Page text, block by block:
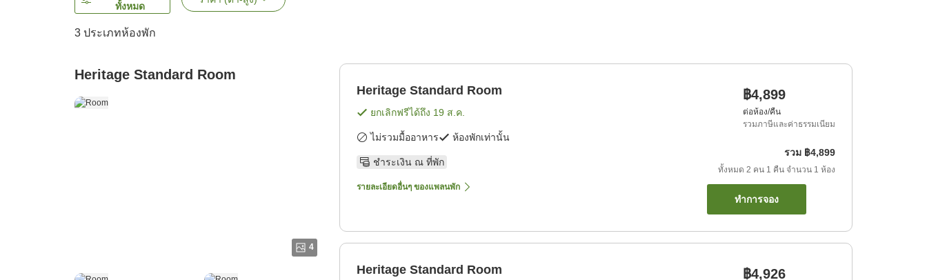
ทั้งหมด
3 ประเภทห้องพัก
Heritage Standard Room
4
Heritage Standard Room
ยกเลิกฟรีได้ถึง 19 ส.ค.
ไม่รวมมื้ออาหาร ห้องพักเท่านั้น
ชำระเงิน ณ ที่พัก
รายละเอียดอื่นๆ ของแพลนพัก
฿4,899
ต่อห้อง/คืน
รวมภาษีและค่าธรรมเนียม
รวม ฿4,899
ทั้งหมด 2 คน 1 คืน จำนวน 1 ห้อง
ทำการจอง
Heritage Standard Room ฿4,926